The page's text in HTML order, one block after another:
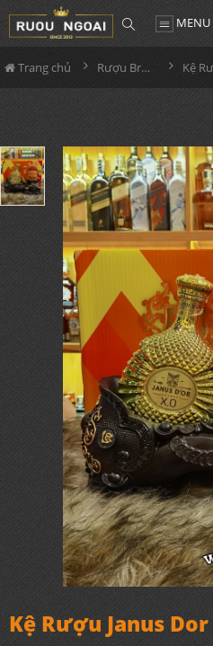
MENU
Trang chủ Rượu Brandy
Kệ Rượu Janus